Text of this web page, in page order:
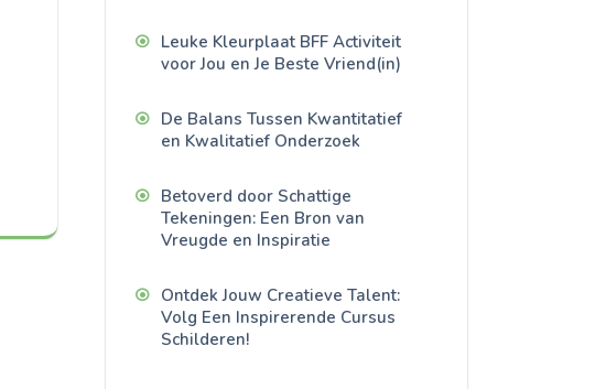
Leuke Kleurplaat BFF Activiteit
voor Jou en Je Beste Vriend(in)
De Balans Tussen Kwantitatief
en Kwalitatief Onderzoek
Betoverd door Schattige
Tekeningen: Een Bron van
Vreugde en Inspiratie
Ontdek Jouw Creatieve Talent:
Volg Een Inspirerende Cursus
Schilderen!